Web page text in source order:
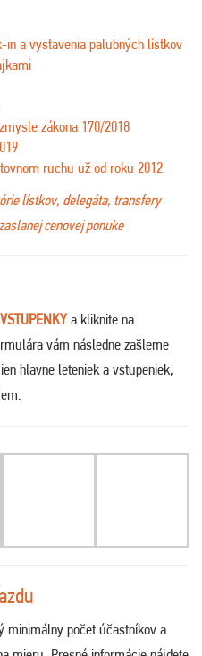
in a vystavenia palubných lístkov
zákona 170/2018
ruchu už od roku 2012
lístkov, delegáta, transfery
cenovej ponuke
a kliknite na
vám následne zašleme
hlavne leteniek a vstupeniek,
.
minimálny počet účastníkov a